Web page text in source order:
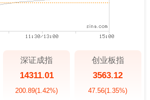
深证成指
14311.01
200.89(1.42%)
创业板指
3563.12
47.56(1.35%)